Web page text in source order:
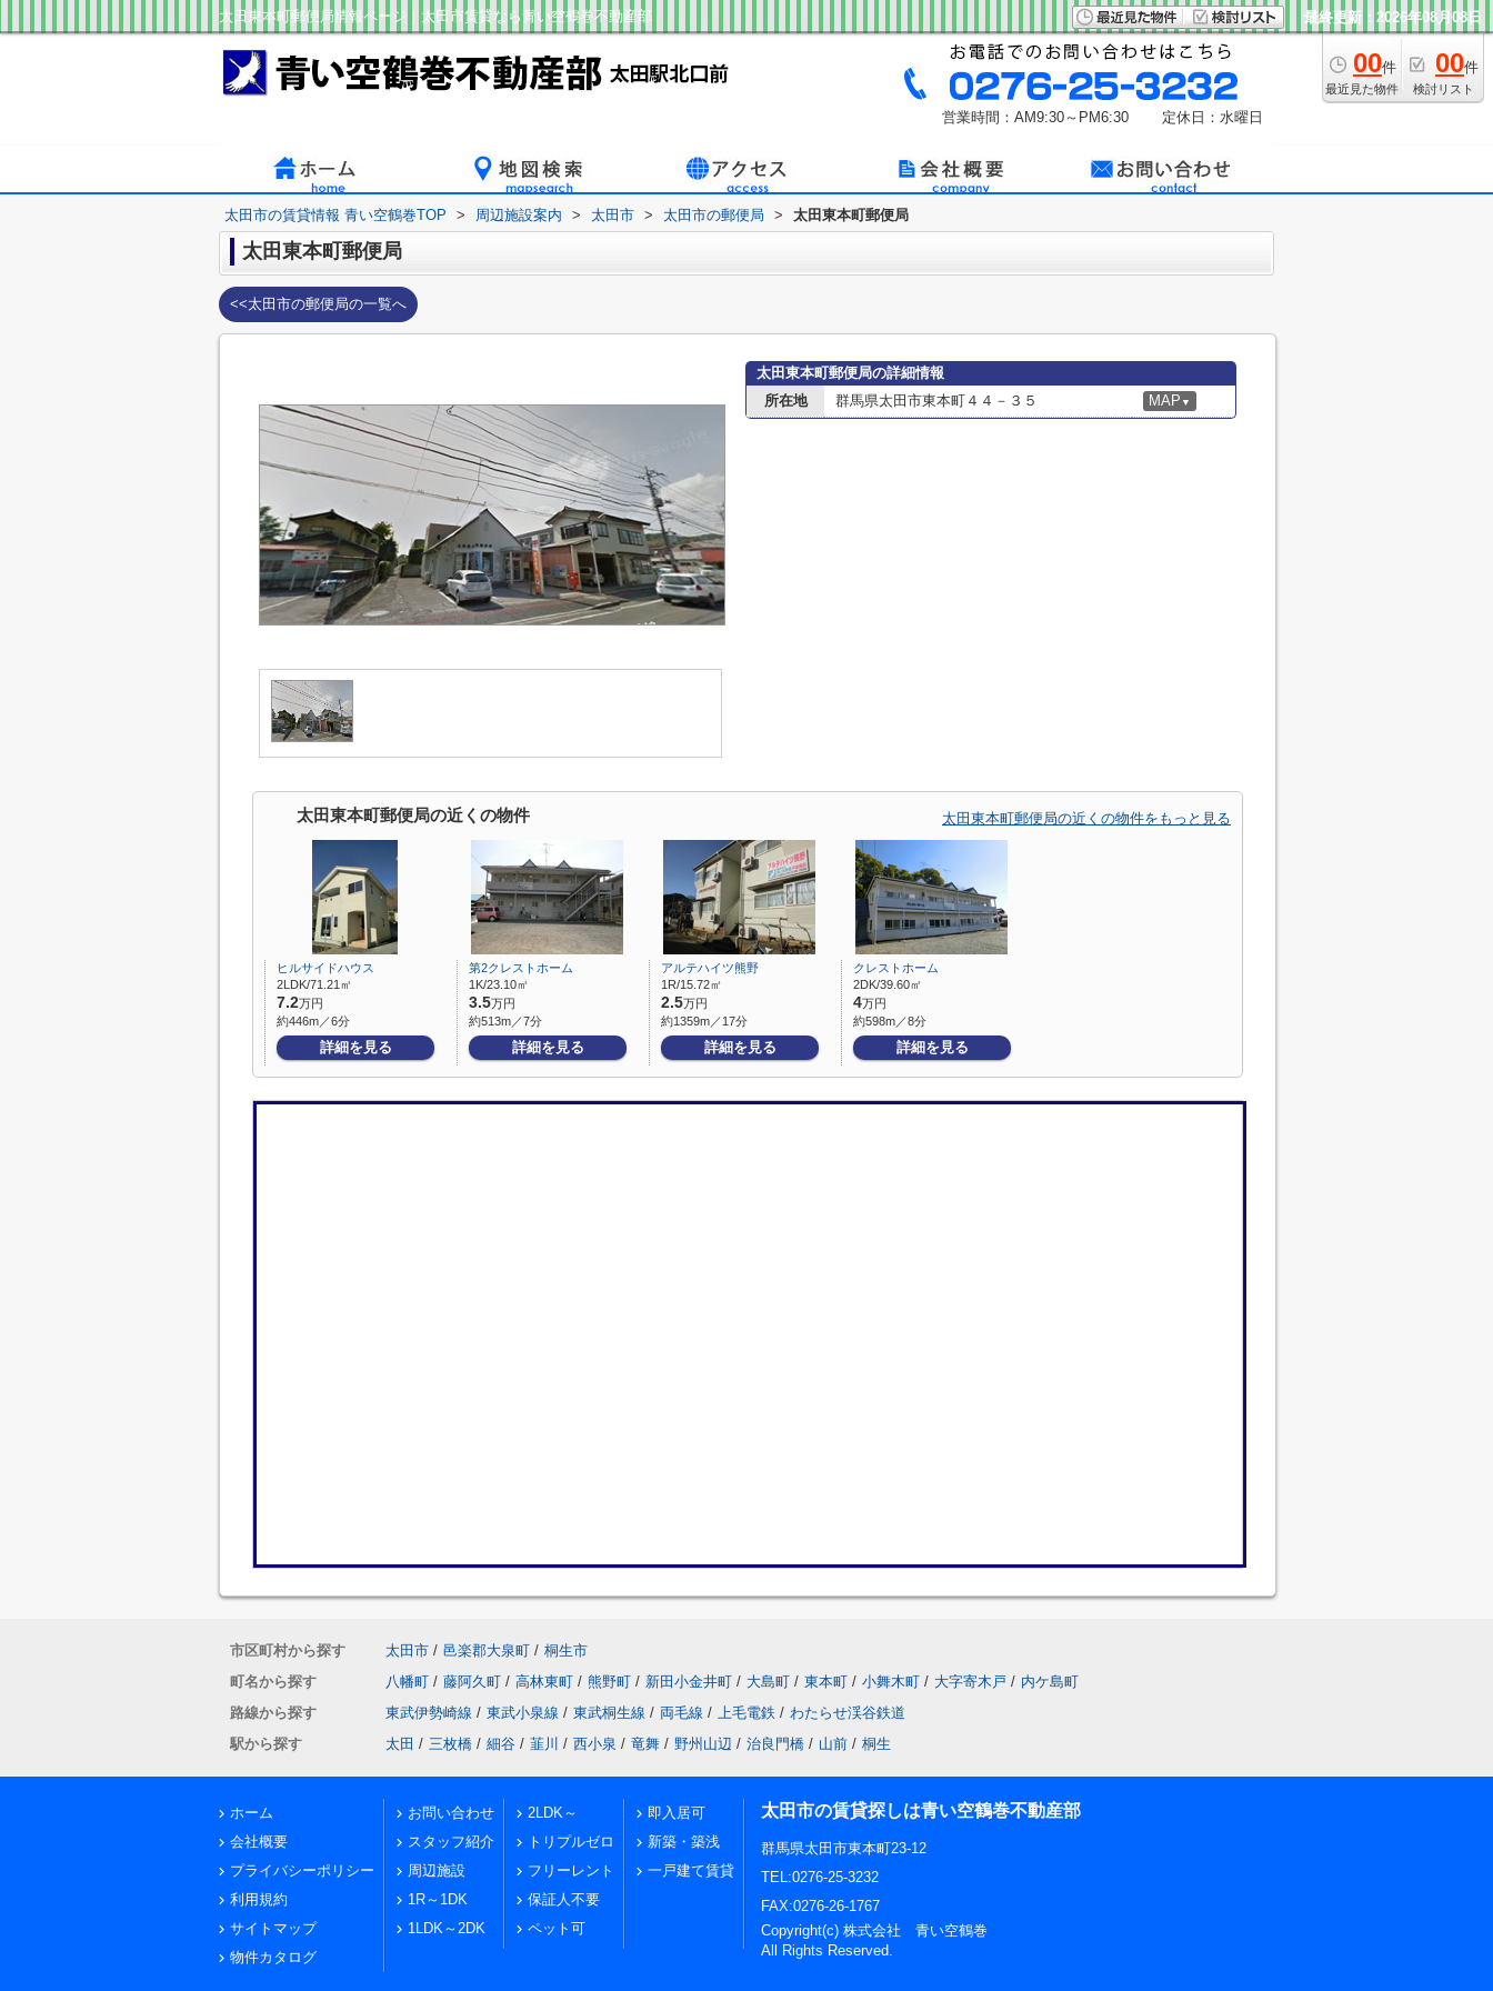
太田東本町郵便局情報ページ｜太田市賃貸なら青い空鶴巻不動産部 最終更新：2026年08月08日
00件
最近見た物件
00件
検討リスト
営業時間：AM9:30～PM6:30 定休日：水曜日
太田市の賃貸情報 青い空鶴巻TOP > 周辺施設案内 > 太田市 > 太田市の郵便局 > 太田東本町郵便局
太田東本町郵便局
<<太田市の郵便局の一覧へ
太田東本町郵便局の詳細情報
所在地
群馬県太田市東本町４４－３５ MAP ▼
太田東本町郵便局の近くの物件 太田東本町郵便局の近くの物件をもっと見る
ヒルサイドハウス
2LDK/71.21㎡
7.2万円
約446m／6分
詳細を見る
第2クレストホーム
1K/23.10㎡
3.5万円
約513m／7分
詳細を見る
アルテハイツ熊野
1R/15.72㎡
2.5万円
約1359m／17分
詳細を見る
クレストホーム
2DK/39.60㎡
4万円
約598m／8分
詳細を見る
市区町村から探す 太田市 / 邑楽郡大泉町 / 桐生市
町名から探す
八幡町 / 藤阿久町 / 高林東町 / 熊野町 / 新田小金井町 / 大島町 / 東本町 / 小舞木町 / 大字寄木戸 / 内ケ島町
路線から探す
東武伊勢崎線 / 東武小泉線 / 東武桐生線 / 両毛線 / 上毛電鉄 / わたらせ渓谷鉄道
駅から探す
太田 / 三枚橋 / 細谷 / 韮川 / 西小泉 / 竜舞 / 野州山辺 / 治良門橋 / 山前 / 桐生
ホーム
会社概要
プライバシーポリシー
利用規約
サイトマップ
物件カタログ
お問い合わせ
スタッフ紹介
周辺施設
1R～1DK
1LDK～2DK
2LDK～
トリプルゼロ
フリーレント
保証人不要
ペット可
即入居可
新築・築浅
一戸建て賃貸
太田市の賃貸探しは青い空鶴巻不動産部
群馬県太田市東本町23-12
TEL:0276-25-3232
FAX:0276-26-1767
Copyright(c) 株式会社 青い空鶴巻
All Rights Reserved.